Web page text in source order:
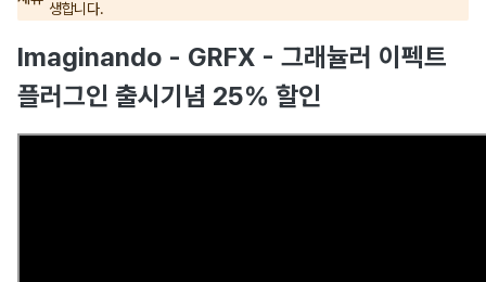
생합니다.
Imaginando - GRFX - 그래뉼러 이펙트
플러그인 출시기념 25% 할인